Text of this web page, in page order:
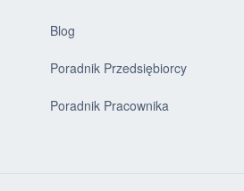
Blog
Poradnik Przedsiębiorcy
Poradnik Pracownika